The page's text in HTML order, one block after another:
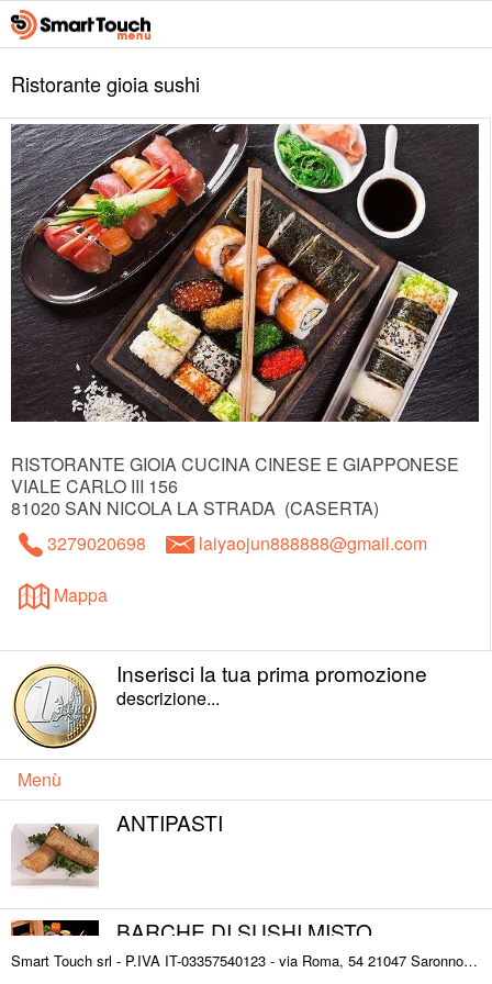
Ristorante gioia sushi
RISTORANTE GIOIA CUCINA CINESE E GIAPPONESE
VIALE CARLO III 156
81020 SAN NICOLA LA STRADA (CASERTA)
3279020698
laiyaojun888888@gmail.com
Mappa
Inserisci la tua prima promozione
descrizione...
Menù
ANTIPASTI
BARCHE DI SUSHI MISTO
Smart Touch srl - P.IVA IT-03357540123 - via Roma, 54 21047 Saronno (VA) ITALY